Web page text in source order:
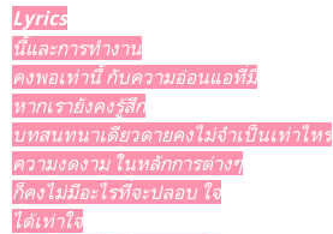
Lyrics
นี้และการทำงาน
คงพอเท่านี้ กับความอ่อนแอที่มี
หากเรายังคงรู้สึก
บทสนทนาเดียวดายคงไม่จำเป็นเท่าไหร่
ความงดงาม ในหลักการต่างๆ
ก็คงไม่มีอะไรที่จะปลอบ ใจ
ได้เท่าใจ